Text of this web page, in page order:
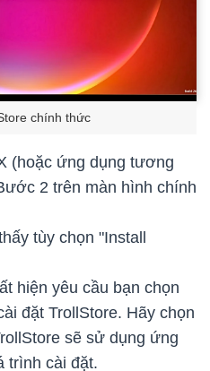
chính thức
(hoặc ứng dụng tương
2 trên màn hình chính
tùy chọn "Install
hiện yêu cầu bạn chọn
đặt TrollStore. Hãy chọn
sẽ sử dụng ứng
trình cài đặt.